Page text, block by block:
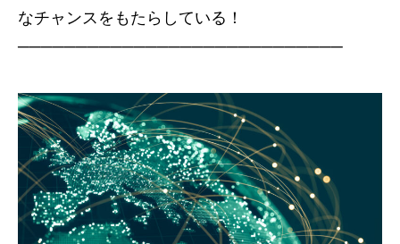
なチャンスをもたらしている！
────────────────────────────